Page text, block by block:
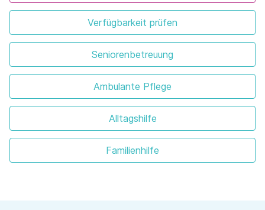
Verfügbarkeit prüfen
Seniorenbetreuung
Ambulante Pflege
Alltagshilfe
Familienhilfe